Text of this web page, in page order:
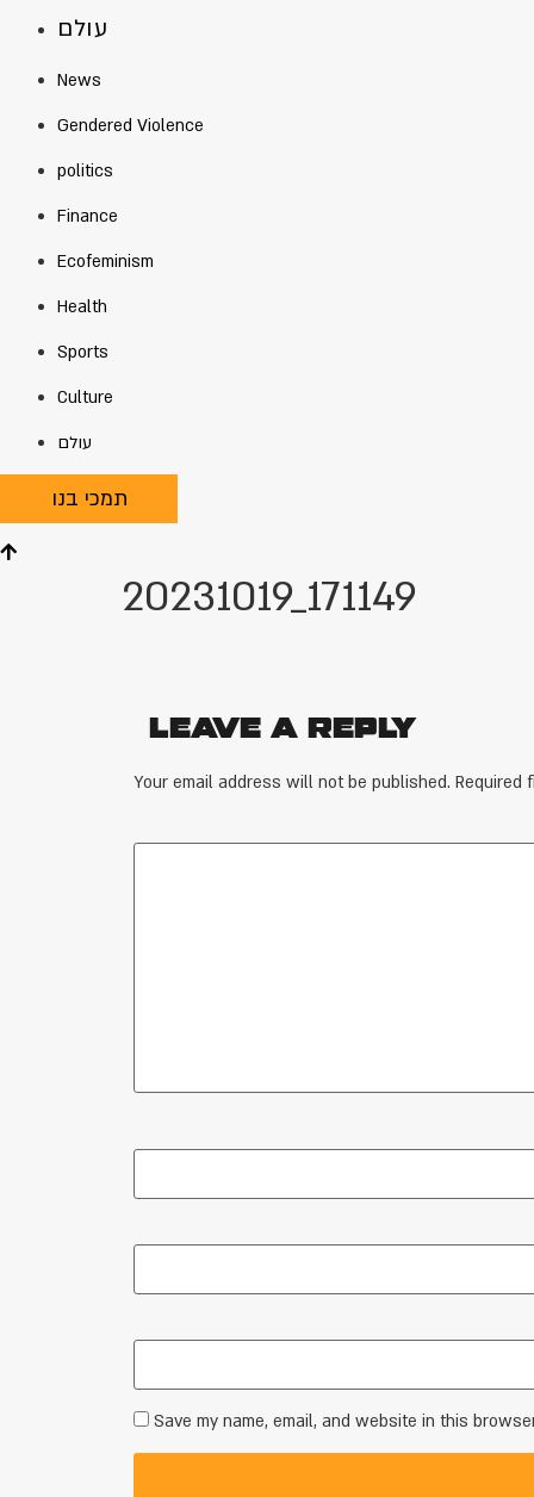
עולם
News
Gendered Violence
politics
Finance
Ecofeminism
Health
Sports
Culture
עולם
תמכי בנו
20231019_171149
Leave a Reply
Your email address will not be published. Required
Save my name, email, and website in this